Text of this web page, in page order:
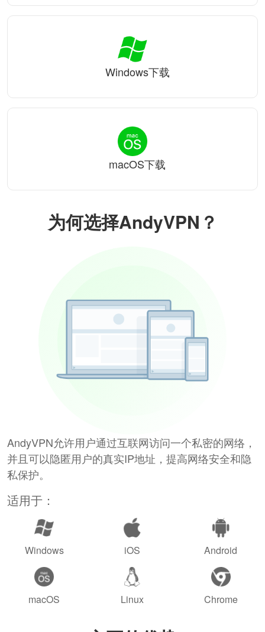
为何选择AndyVPN？
AndyVPN允许用户通过互联网访问一个私密的网络，
并且可以隐匿用户的真实IP地址，提高网络安全和隐
私保护。
适用于：
Windows iOS Android
macOS Linux Chrome
Windows下载
macOS下载